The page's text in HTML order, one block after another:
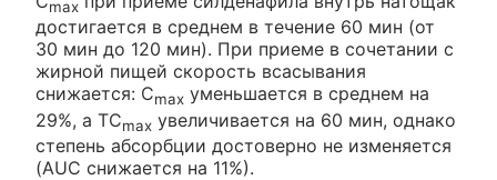
max
достигается в среднем в течение 60 мин (от
30 мин до 120 мин). При приеме в сочетании с
жирной пищей скорость всасывания
снижается: Cmax уменьшается в среднем на
29%, а ТCmax увеличивается на 60 мин, однако
степень абсорбции достоверно не изменяется
(AUC снижается на 11%).